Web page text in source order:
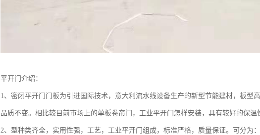
平开门介绍：
1、密闭平开门门板为引进国际技术，意大利流水线设备生产的新型节能建材，板型
品质不变。相比较目前市场上的单板卷帘门，工业平开门怎样安装，具有较好的保温
2、型种类齐全，实用性强，工艺，工业平开门组成，标准严格，质量保证。可分为